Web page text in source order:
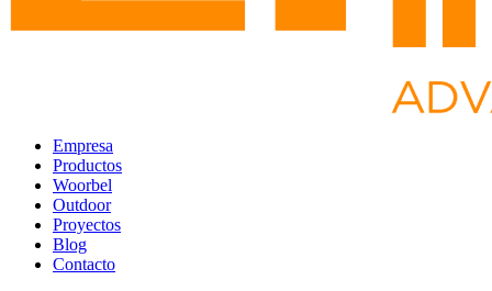
Empresa
Productos
Woorbel
Outdoor
Proyectos
Blog
Contacto